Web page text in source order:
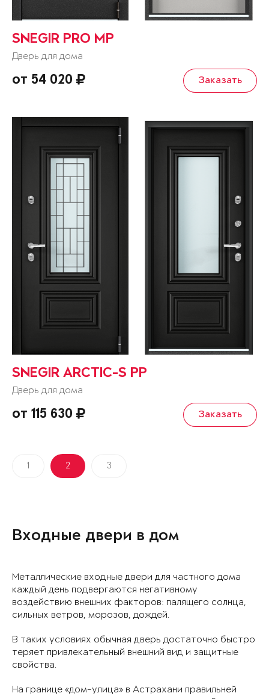
SNEGIR PRO MP
Дверь для дома
от 54 020 Заказать
SNEGIR ARCTIC-S PP
Дверь для дома
от 115 630 Заказать
1 2 3
Входные двери в дом
Металлические входные двери для частного дома
каждый день подвергаются негативному
воздействию внешних факторов: палящего солнца,
сильных ветров, морозов, дождей.
В таких условиях обычная дверь достаточно быстро
теряет привлекательный внешний вид и защитные
свойства.
На границе «дом-улица» в Астрахани правильней